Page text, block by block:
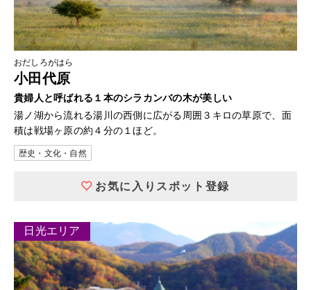
おだしろがはら
小田代原
貴婦人と呼ばれる１本のシラカンバの木が美しい
湯ノ湖から流れる湯川の西側に広がる周囲３キロの草原で、面
積は戦場ヶ原の約４分の１ほど。
歴史・文化・自然
お気に入りスポット登録
日光エリア